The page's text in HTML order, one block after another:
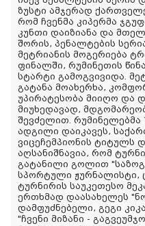
ზუსტი ამჯერად
რომ ჩვენმა კიპერმა
კუნთი დაიზიანა და
შორის, პენალტების
მეტრიანის მოგერიება
ფინალში, რუმინეთის
სტარტი გამოგვივიდა.
გატანა მოახერხა,
უპირატესობა მიიღო და
მიუხედავად,
შევძელით. რუმინელებმა
ადგილი დაიკავეს,
ვიცეჩემპიონის ტიტულს
აღსანიშნავია, რომ
გატანილი გოლით
სპორტული ჟურნალისტი,
ტურნირის საუკეთესო
ერთხმად დაასახელეს
დამფუძნებელი, გეგი
"ჩვენი მიზანი -